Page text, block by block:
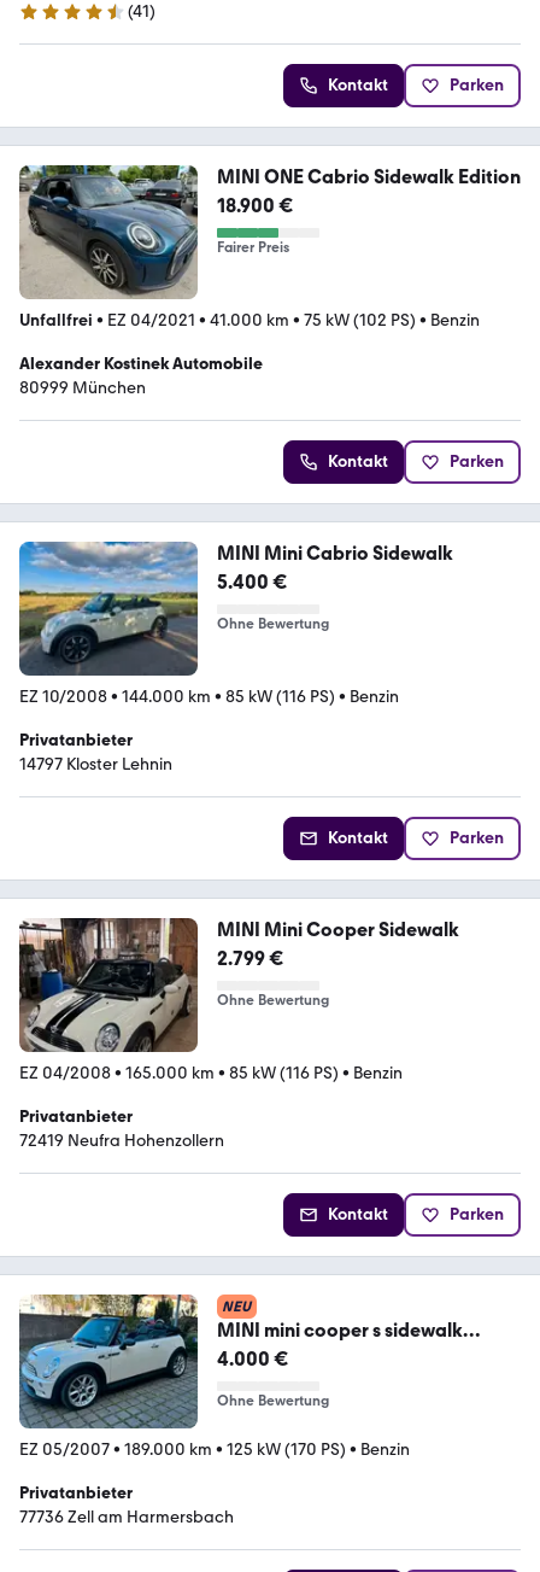
4.6 Sterne
(41)
Kontakt Parken
MINI ONE Cabrio Sidewalk Edition
18.900 €
Fairer Preis
Unfallfrei • EZ 04/2021 • 41.000 km • 75 kW (102 PS) • Benzin
Alexander Kostinek Automobile
80999 München
Kontakt Parken
MINI Mini Cabrio Sidewalk
5.400 €
Ohne Bewertung
EZ 10/2008• 144.000 km • 85 kW (116 PS) • Benzin
Privatanbieter
14797 Kloster Lehnin
Kontakt Parken
MINI Mini Cooper Sidewalk
2.799 €
Ohne Bewertung
EZ 04/2008• 165.000 km • 85 kW (116 PS) • Benzin
Privatanbieter
72419 Neufra Hohenzollern
Kontakt Parken
NEU
MINI mini cooper s sidewalk
cabrio
4.000 €
Ohne Bewertung
EZ 05/2007• 189.000 km • 125 kW (170 PS) • Benzin
Privatanbieter
77736 Zell am Harmersbach